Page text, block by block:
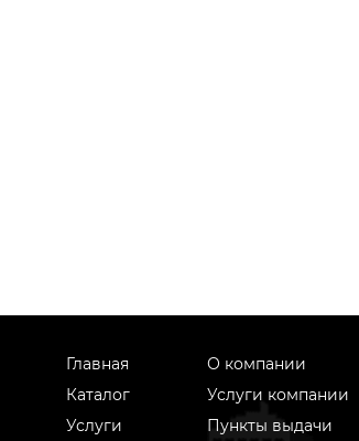
Главная
Каталог
Услуги
О компании
Услуги компании
Пункты выдачи